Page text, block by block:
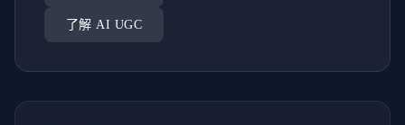
了解 AI UGC